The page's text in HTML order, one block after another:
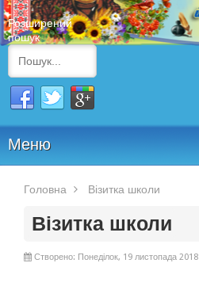
Розширений
пошук
Меню
Головна Візитка школи
Візитка школи
Створено: Понеділок, 19 листопада 2018